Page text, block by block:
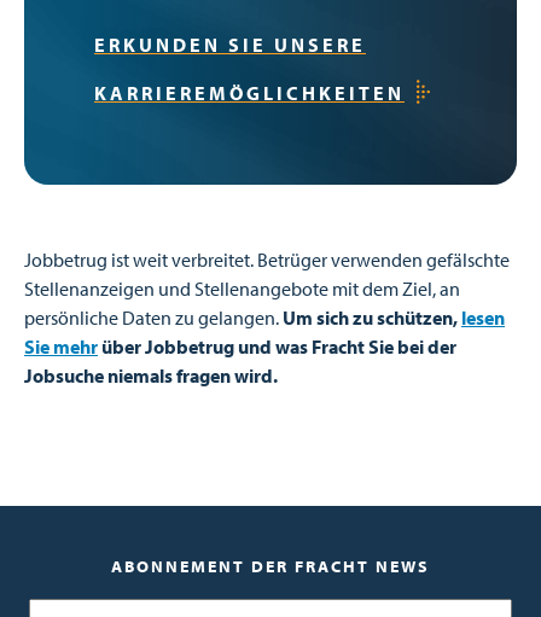
ERKUNDEN SIE UNSERE
KARRIEREMÖGLICHKEITEN
Jobbetrug ist weit verbreitet. Betrüger verwenden gefälschte
Stellenanzeigen und Stellenangebote mit dem Ziel, an
persönliche Daten zu gelangen. Um sich zu schützen, lesen
Sie mehr über Jobbetrug und was Fracht Sie bei der
Jobsuche niemals fragen wird.
ABONNEMENT DER FRACHT NEWS